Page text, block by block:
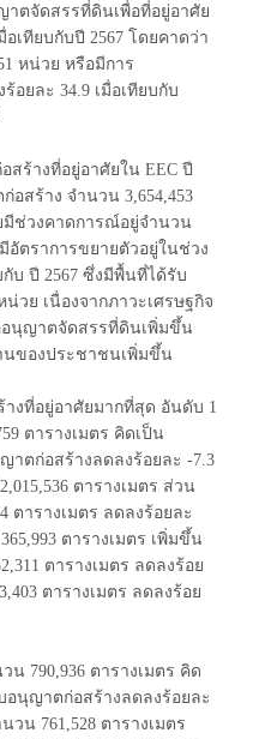
ตจัดสรรที่ดินเพื่อที่อยู่อาศัย
อเทียบกับปี 2567 โดยคาดว่า
หน่วย หรือมีการ
อยละ 34.9 เมื่อเทียบกับ
ร้างที่อยู่อาศัยใน EEC ปี
อสร้าง จำนวน 3,654,453
มีช่วงคาดการณ์อยู่จำนวน
มีอัตราการขยายตัวอยู่ในช่วง
กับ ปี 2567 ซึ่งมีพื้นที่ได้รับ
วย เนื่องจากภาวะเศรษฐกิจ
นุญาตจัดสรรที่ดินเพิ่มขึ้น
นของประชาชนเพิ่มขึ้น
งที่อยู่อาศัยมากที่สุด อันดับ 1
ตารางเมตร คิดเป็น
าตก่อสร้างลดลงร้อยละ -7.3
ตารางเมตร ส่วน
ตารางเมตร ลดลงร้อยละ
ตารางเมตร เพิ่มขึ้น
ตารางเมตร ลดลงร้อย
ตารางเมตร ลดลงร้อย
790,936 ตารางเมตร คิด
อนุญาตก่อสร้างลดลงร้อยละ
วน 761,528 ตารางเมตร